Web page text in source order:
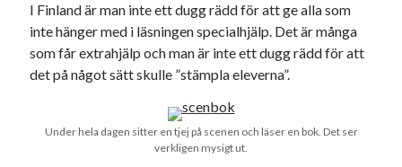
Bokstävlar & AI – mitt levebröd. Gå en kurs!
Den stora bloggläsarvärvsveckan
Godisbrödet från himlen
Köttfärslimpan på allas läppar
Lotten som Sommarpratare (i fantasin alltså: grupp på FB)
Vad ska du laga för mat idag? (Recept!)
I Finland är man inte ett dugg rädd för att ge alla som
inte hänger med i läsningen specialhjälp. Det är många
som får extrahjälp och man är inte ett dugg rädd för att
det på något sätt skulle ”stämpla eleverna”.
Under hela dagen sitter en tjej på scenen och läser en bok. Det ser
verkligen mysigt ut.